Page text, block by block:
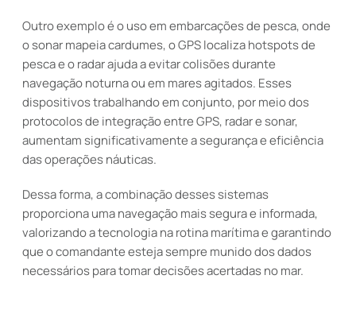
Outro exemplo é o uso em embarcações de pesca, onde
o sonar mapeia cardumes, o GPS localiza hotspots de
pesca e o radar ajuda a evitar colisões durante
navegação noturna ou em mares agitados. Esses
dispositivos trabalhando em conjunto, por meio dos
protocolos de integração entre GPS, radar e sonar,
aumentam significativamente a segurança e eficiência
das operações náuticas.
Dessa forma, a combinação desses sistemas
proporciona uma navegação mais segura e informada,
valorizando a tecnologia na rotina marítima e garantindo
que o comandante esteja sempre munido dos dados
necessários para tomar decisões acertadas no mar.